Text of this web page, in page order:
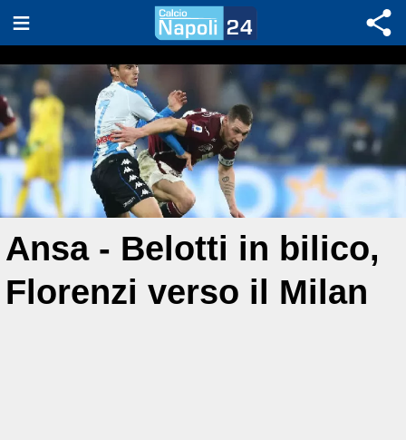
Ansa - Belotti in bilico,
Florenzi verso il Milan